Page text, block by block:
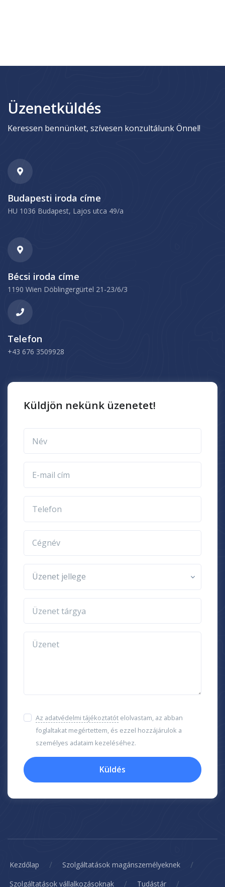
Üzenetküldés
Keressen bennünket, szívesen konzultálunk Önnel!
Budapesti iroda címe
HU 1036 Budapest, Lajos utca 49/a
Bécsi iroda címe
1190 Wien Döblingergürtel 21-23/6/3
Telefon
+43 676 3509928
Küldjön nekünk üzenetet!
Üzenet jellege
Üzenet
Az adatvédelmi tájékoztatót elolvastam, az abban
foglaltakat megértettem, és ezzel hozzájárulok a
személyes adataim kezeléséhez.
Küldés
Kezdőlap / Szolgáltatások magánszemélyeknek /
Szolgáltatások vállalkozásoknak / Tudástár /